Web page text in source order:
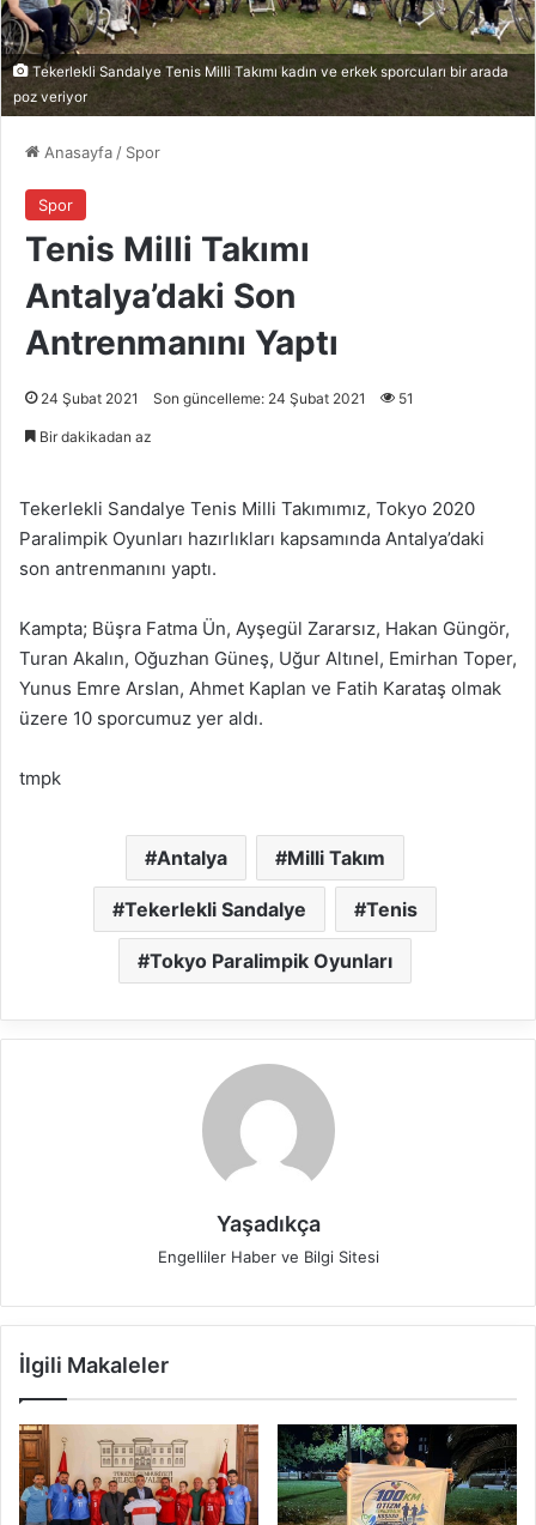
Tekerlekli Sandalye Tenis Milli Takımı kadın ve erkek sporcuları bir arada
poz veriyor
Anasayfa / Spor
Spor
Tenis Milli Takımı
Antalya’daki Son
Antrenmanını Yaptı
24 Şubat 2021 Son güncelleme: 24 Şubat 2021 51
Bir dakikadan az
Tekerlekli Sandalye Tenis Milli Takımımız, Tokyo 2020
Paralimpik Oyunları hazırlıkları kapsamında Antalya’daki
son antrenmanını yaptı.
Kampta; Büşra Fatma Ün, Ayşegül Zararsız, Hakan Güngör,
Turan Akalın, Oğuzhan Güneş, Uğur Altınel, Emirhan Toper,
Yunus Emre Arslan, Ahmet Kaplan ve Fatih Karataş olmak
üzere 10 sporcumuz yer aldı.
tmpk
Antalya Milli Takım
Tekerlekli Sandalye Tenis
Tokyo Paralimpik Oyunları
Yaşadıkça
Engelliler Haber ve Bilgi Sitesi
İlgili Makaleler